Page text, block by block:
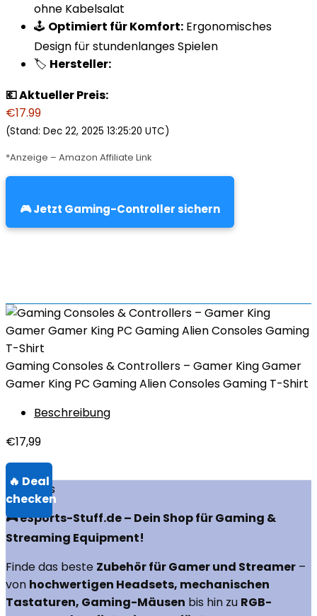
ohne Kabelsalat
🕹️ Optimiert für Komfort: Ergonomisches
Design für stundenlanges Spielen
🏷️ Hersteller:
💶 Aktueller Preis:
€17.99
(Stand: Dec 22, 2025 13:25:20 UTC)
*Anzeige – Amazon Affiliate Link
🎮 Jetzt Gaming-Controller sichern
Gaming Consoles & Controllers – Gamer King Gamer
Gamer King PC Gaming Alien Consoles Gaming T-Shirt
Beschreibung
€17,99
Über uns
🎮 eSports-Stuff.de – Dein Shop für Gaming &
Streaming Equipment!
Finde das beste Zubehör für Gamer und Streamer –
von hochwertigen Headsets, mechanischen
Tastaturen, Gaming-Mäusen bis hin zu RGB-